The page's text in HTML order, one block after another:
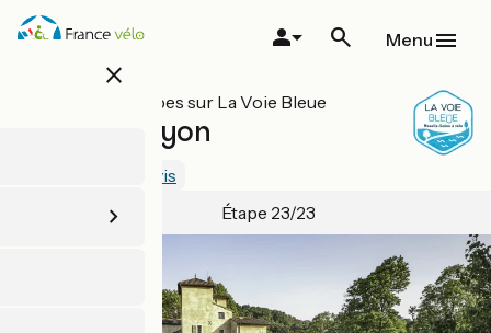
Aller
au
close
Menu
Toutes les étapes sur La Voie Bleue
Trévoux / Lyon
Voir 2 avis
Étape 23/23